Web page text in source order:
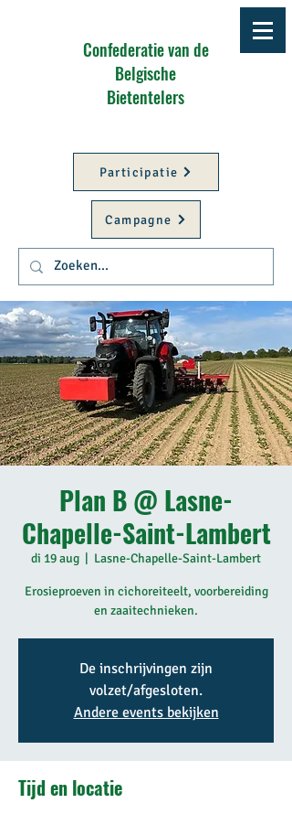
Confederatie van de
Belgische
Bietentelers
Participatie
Campagne
Plan B @ Lasne-
Chapelle-Saint-Lambert
di 19 aug Lasne-Chapelle-Saint-Lambert
Erosieproeven in cichoreiteelt, voorbereiding
en zaaitechnieken.
De inschrijvingen zijn
volzet/afgesloten.
Andere events bekijken
Tijd en locatie